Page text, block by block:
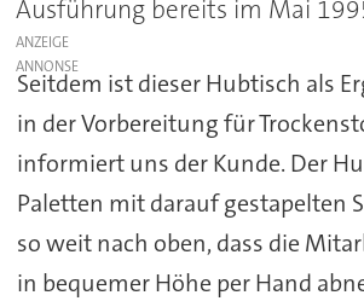
Ausführung bereits im Mai
ANZEIGE
Seitdem ist dieser Hubtisch als
in der Vorbereitung für
informiert uns der Kunde. Der
Paletten mit darauf gestapelten
so weit nach oben, dass die
in bequemer Höhe per Hand